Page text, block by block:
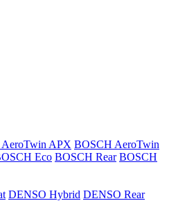
APX BOSCH AeroTwin
Eco BOSCH Rear BOSCH
DENSO Hybrid DENSO Rear